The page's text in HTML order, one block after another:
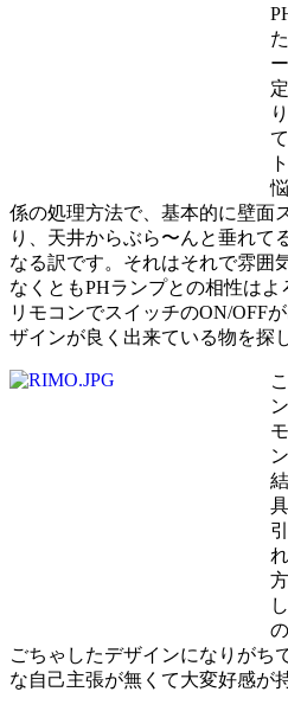
係の処理方法で、基本的に壁面
り、天井からぶら〜んと垂れて
なる訳です。それはそれで雰囲
なくともPHランプとの相性は
リモコンでスイッチのON/OFF
ザインが良く出来ている物を探
ごちゃしたデザインになりがち
な自己主張が無くて大変好感が